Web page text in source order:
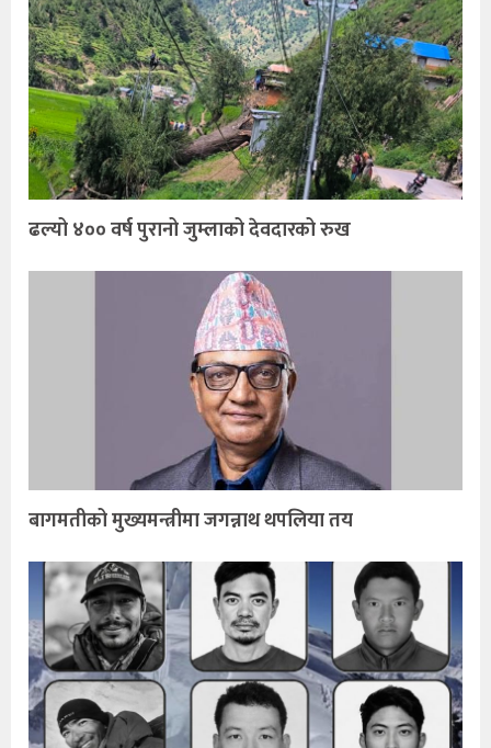
ढल्यो ४०० वर्ष पुरानो जुम्लाको देवदारको रुख
बागमतीको मुख्यमन्त्रीमा जगन्नाथ थपलिया तय